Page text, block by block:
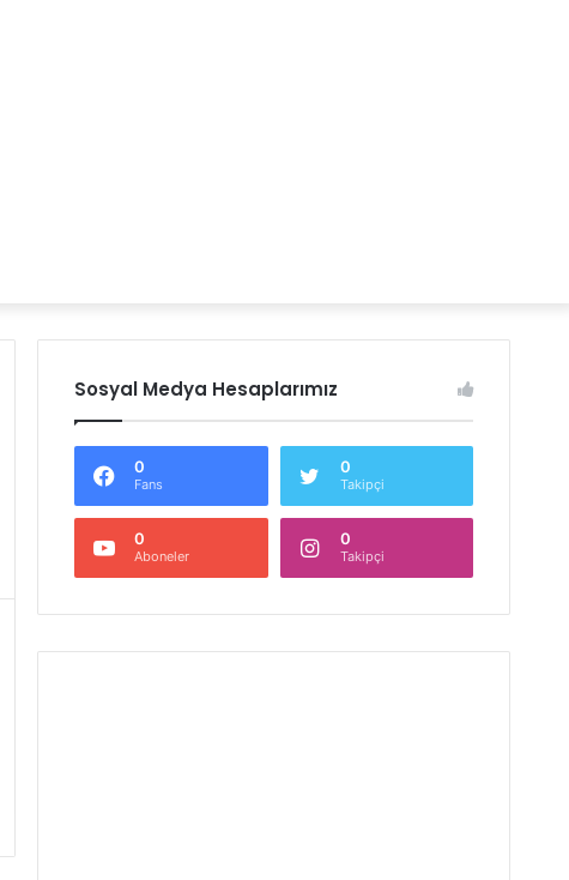
Sosyal Medya Hesaplarımız
0
Fans
0
Takipçi
0
Aboneler
0
Takipçi